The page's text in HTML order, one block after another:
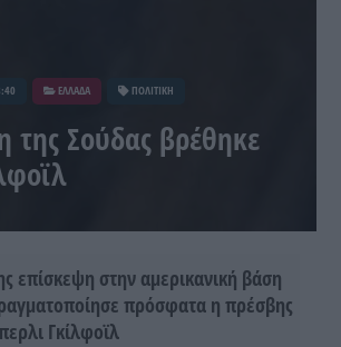
ΕΛΛΑΔΑ ΠΟΛΙΤΙΚΗ
της Σούδας βρέθηκε
επίσκεψη στην αμερικανική βάση
πρόσφατα η πρέσβης
Γκίλφοϊλ